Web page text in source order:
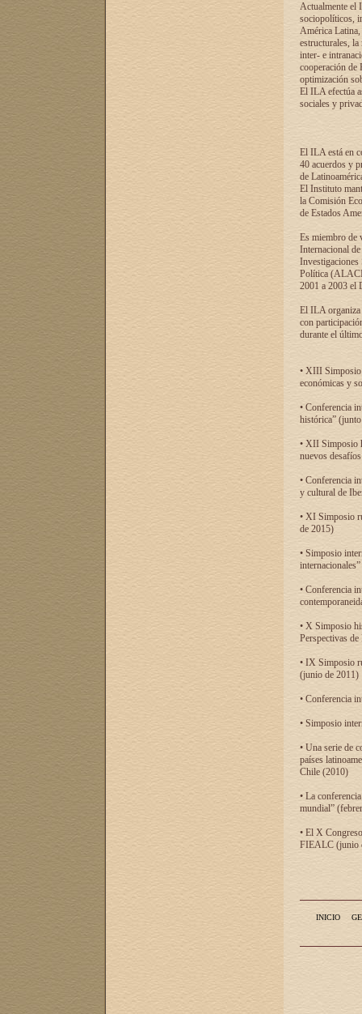
Actualmente el
sociopolíticos,
América Latina,
estructurales,
inter- e
cooperación de
optimización
El ILA efectúa
sociales y
El ILA está en
40 acuerdos y
de
El Instituto
la Comisión
de Estados
Es miembro de
Internacional
Investigaciones
Política
2001 a 2003 el
El ILA organiza
con
durante el
• XIII Simposio
económicas y
• Conferencia
histórica”
• XII Simposio
nuevos
• Conferencia
y cultural de
• XI Simposio
de 2015)
• Simposio
• Conferencia
• X Simposio
Perspectivas
• IX Simposio
(junio de 2011)
• Conferencia
• Simposio
• Una serie de
países
Chile (2010)
• La
mundial”
• El X
FIEALC (junio
INICIO